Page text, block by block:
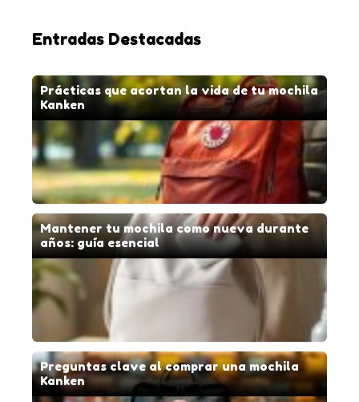
Entradas Destacadas
Prácticas que acortan la vida de tu mochila
Kanken
Mantener tu mochila como nueva durante
años: guía esencial
Preguntas clave al comprar una mochila
Kanken